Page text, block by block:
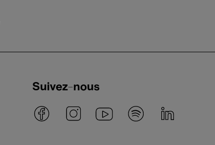
Suivez-nous